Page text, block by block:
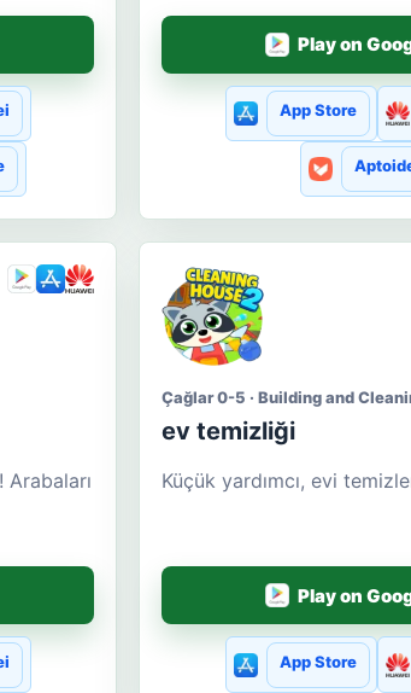
Play on
App Store
Çağlar 0-5 · Building and
ev temizliği
Küçük yardımcı, evi
Play on
App Store